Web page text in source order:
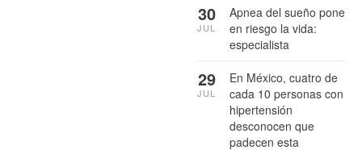
Apnea del sueño pone
en riesgo la vida:
especialista
30
JUL
En México, cuatro de
cada 10 personas con
hipertensión
desconocen que
padecen esta
29
JUL